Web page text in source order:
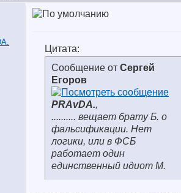
Цитата:
Сообщение от Сергей
Егоров
PRAvDA.,
.......... вещает брату Б. о
фальсификации. Нет
логики, или в ФСБ
работает один
единственный идиот М.